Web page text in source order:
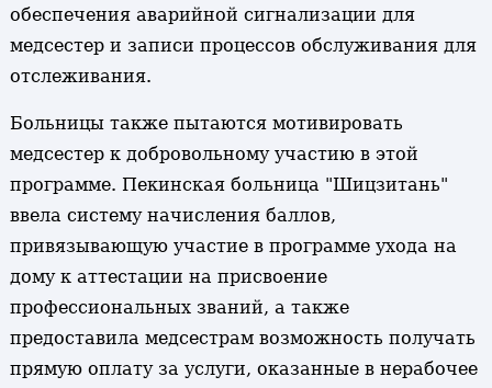
обеспечения аварийной сигнализации для
медсестер и записи процессов обслуживания для
отслеживания.
Больницы также пытаются мотивировать
медсестер к добровольному участию в этой
программе. Пекинская больница "Шицзитань"
ввела систему начисления баллов,
привязывающую участие в программе ухода на
дому к аттестации на присвоение
профессиональных званий, а также
предоставила медсестрам возможность получать
прямую оплату за услуги, оказанные в нерабочее